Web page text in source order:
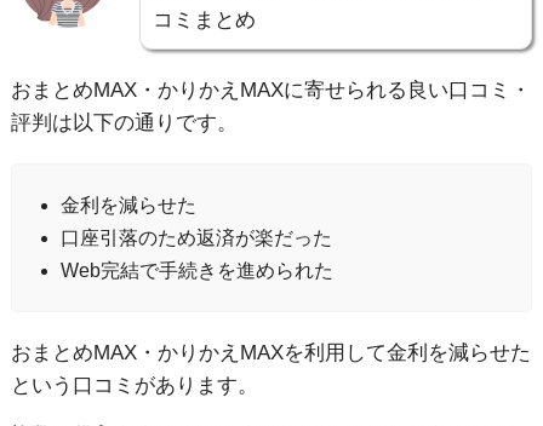
コミまとめ
おまとめMAX・かりかえMAXに寄せられる良い口コミ・
評判は以下の通りです。
金利を減らせた
口座引落のため返済が楽だった
Web完結で手続きを進められた
おまとめMAX・かりかえMAXを利用して金利を減らせた
という口コミがあります。